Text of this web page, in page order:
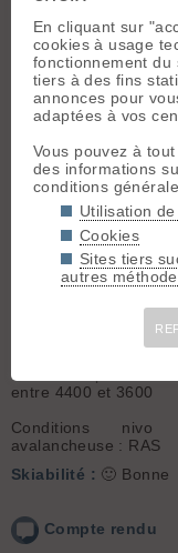
Sortie du
felixfelix
Conditions
accès & météo
Météo/températures :
à 4000m
Conditions
parking :la
Altitude de
Conditions pour le ski
entre 4400 et 3600
Conditions
avalancheuse : RAS
Skiabilité : 🙂 Bonne
Compte rendu
En cliquant sur
cookies à usage
fonctionnement du
tiers à des fins
annonces pour
adaptées à vos
Vous pouvez à
des informations
conditions
Utilisation
Cookies
Sites tiers
autres